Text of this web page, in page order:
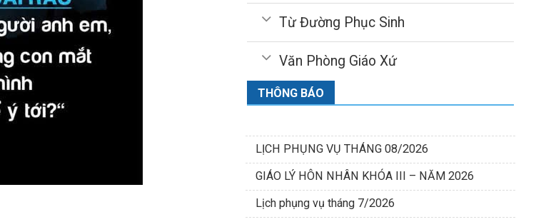
Từ Đường Phục Sinh
Văn Phòng Giáo Xứ
THÔNG BÁO
LỊCH PHỤNG VỤ THÁNG 08/2026
GIÁO LÝ HÔN NHÂN KHÓA III – NĂM 2026
Lịch phụng vụ tháng 7/2026